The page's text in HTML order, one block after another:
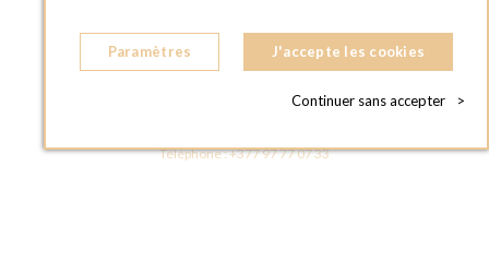
OPTIONS MC
Téléphone :+377 97 77 07 33
Paramètres J'accepte les cookies
Continuer sans accepter >